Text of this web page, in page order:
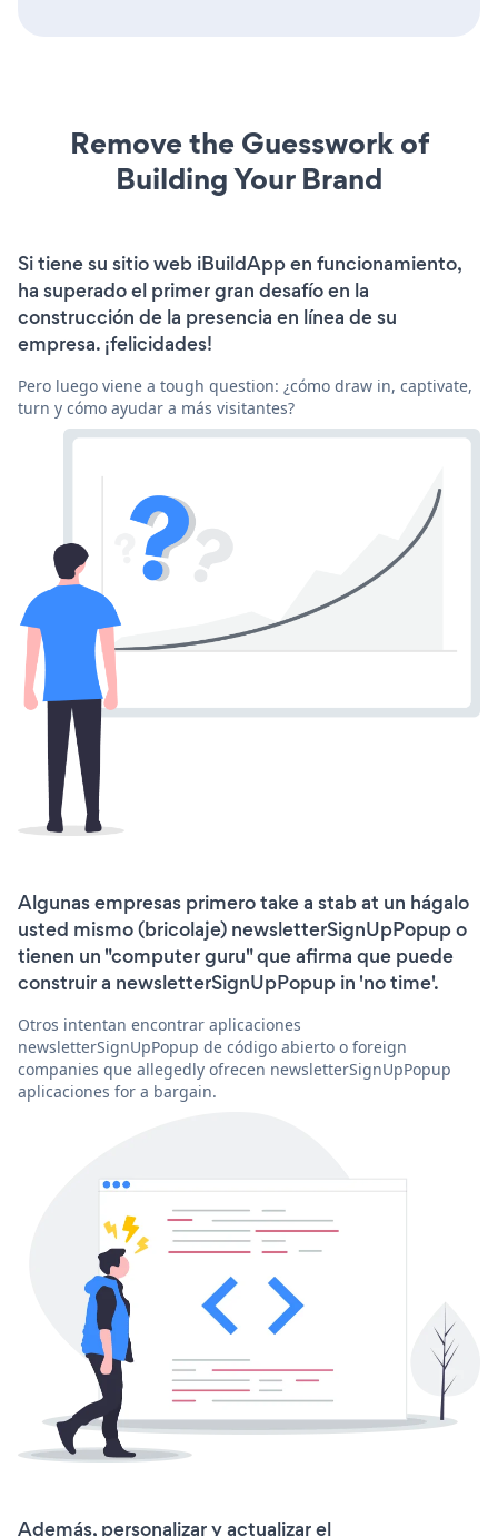
Remove the Guesswork of
Building Your Brand
Si tiene su sitio web iBuildApp en funcionamiento,
ha superado el primer gran desafío en la
construcción de la presencia en línea de su
empresa. ¡felicidades!
Pero luego viene a tough question: ¿cómo draw in, captivate,
turn y cómo ayudar a más visitantes?
Algunas empresas primero take a stab at un hágalo
usted mismo (bricolaje) newsletterSignUpPopup o
tienen un "computer guru" que afirma que puede
construir a newsletterSignUpPopup in 'no time'.
Otros intentan encontrar aplicaciones
newsletterSignUpPopup de código abierto o foreign
companies que allegedly ofrecen newsletterSignUpPopup
aplicaciones for a bargain.
Además, personalizar y actualizar el